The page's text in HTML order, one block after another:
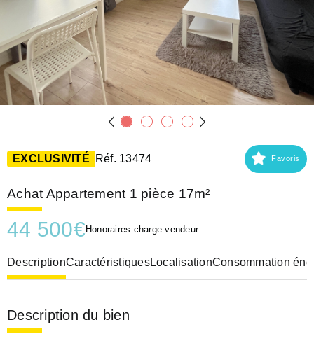
EXCLUSIVITÉ Réf. 13474 Favoris
Achat Appartement 1 pièce 17m²
44 500€ Honoraires charge vendeur
DescriptionCaractéristiquesLocalisationConsommation
Description du bien